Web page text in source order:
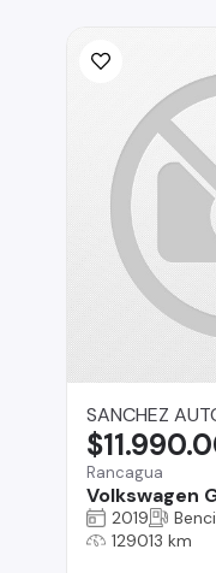
SANCHEZ
Rancagua
Volkswagen
2019
129013 km